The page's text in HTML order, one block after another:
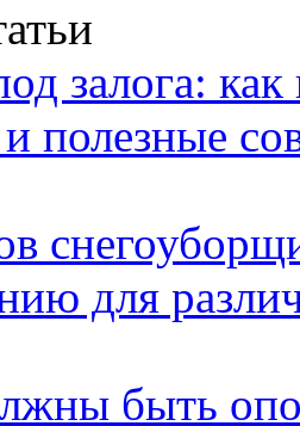
залога:
полезные
для
быть